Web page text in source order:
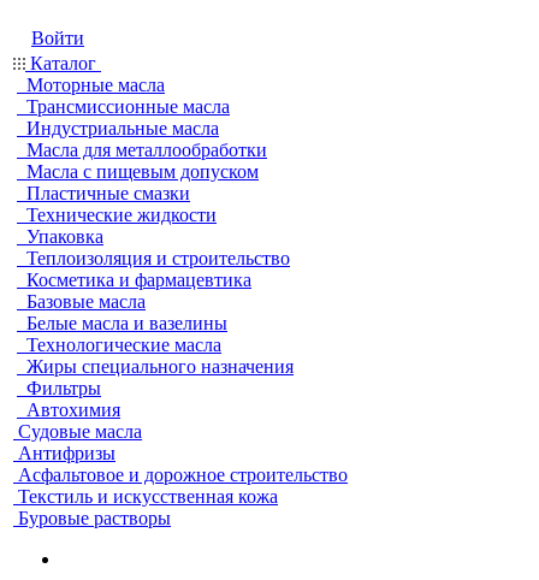
Войти
Каталог
Моторные масла
Трансмиссионные масла
Индустриальные масла
Масла для металлообработки
Масла с пищевым допуском
Пластичные смазки
Технические жидкости
Упаковка
Теплоизоляция и строительство
Косметика и фармацевтика
Базовые масла
Белые масла и вазелины
Технологические масла
Жиры специального назначения
Фильтры
Автохимия
Судовые масла
Антифризы
Асфальтовое и дорожное строительство
Текстиль и искусственная кожа
Буровые растворы